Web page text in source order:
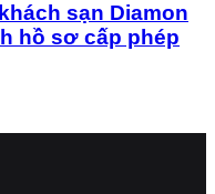
sạn Diamon
hồ sơ cấp phép